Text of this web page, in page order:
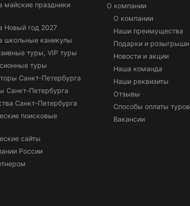
майские праздники
Новый год 2027
школьные каникулы
туры, VIP туры
туры
Санкт-Петербурга
Санкт-Петербурга
Санкт-Петербурга
поисковые
сайты
России
О компании
О компании
Наши преимущества
Подарки и розыгрыши
Новости и акции
Наша команда
Наши реквизиты
Отзывы
Способы оплаты туров
Вакансии